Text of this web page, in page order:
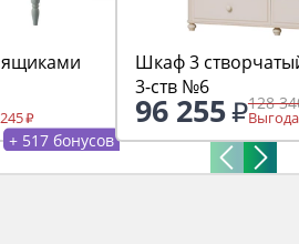
ящиками
+ 517 бонусов
Шкаф 3
3-ств №6
96 255 128